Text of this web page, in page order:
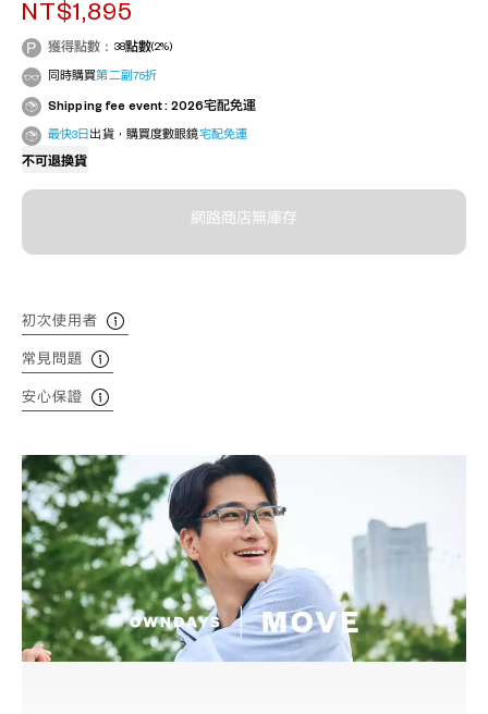
NT$1,895
獲得點數： 38點數(2%)
同時購買第二副75折
Shipping fee event : 2026宅配免運
最快3日 出貨，購買度數眼鏡宅配免運
不可退換貨
網路商店無庫存
初次使用者
常見問題
安心保證